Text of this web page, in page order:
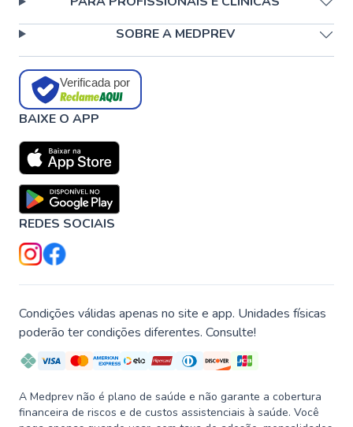
SOBRE A MEDPREV
Verificada por
BAIXE O APP
REDES SOCIAIS
Condições válidas apenas no site e app. Unidades físicas
poderão ter condições diferentes. Consulte!
A Medprev não é plano de saúde e não garante a cobertura
financeira de riscos e de custos assistenciais à saúde. Você